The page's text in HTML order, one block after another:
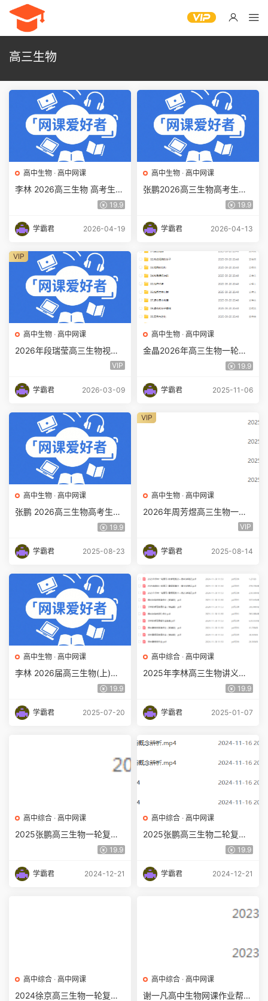
高三生物
高中生物 · 高中网课
李林 2026高三生物 高考生物
二轮复习 百度网盘下载
19.9
学霸君 2026-04-19
高中生物 · 高中网课
张鹏2026高三生物高考生物
三轮冲刺 百度网盘下载
19.9
学霸君 2026-04-13
高中生物 · 高中网课
2026年段瑞莹高三生物视频
教程一轮复习暑秋班百度网盘
VIP
学霸君 2026-03-09
VIP
高中生物 · 高中网课
金晶2026年高三生物一轮复
习网课教程百度网盘下载 19.9
学霸君 2025-11-06
高中生物 · 高中网课
张鹏 2026高三生物高考生物
一轮暑假百度网盘下载
19.9
学霸君 2025-08-23
高中生物 · 高中网课
2026年周芳煜高三生物一轮
复习网课教程百度网盘下载VIP
学霸君 2025-08-14
VIP
高中生物 · 高中网课
李林 2026届高三生物(上)全
年一轮视频课 百度网盘下载19.9
学霸君 2025-07-20
高中综合 · 高中网课
2025年李林高三生物讲义电
19.9
学霸君 2025-01-07
高中综合 · 高中网课
2025张鹏高三生物一轮复习
19.9
学霸君 2024-12-21
高中综合 · 高中网课
2025张鹏高三生物二轮复习
19.9
学霸君 2024-12-21
高中综合 · 高中网课
2024徐京高三生物一轮复习
高中综合 · 高中网课
谢一凡高中生物网课作业帮2